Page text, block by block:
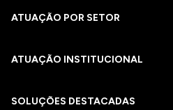
ATUAÇÃO POR SETOR
ATUAÇÃO INSTITUCIONAL
SOLUÇÕES DESTACADAS